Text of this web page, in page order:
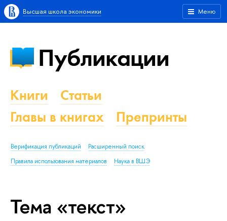
Меню
Высшая школа экономики
Публикации
Книги
Статьи
Главы в книгах
Препринты
Верификация публикаций
Расширенный поиск
Правила использования материалов
Наука в ВШЭ
Тема «текст»